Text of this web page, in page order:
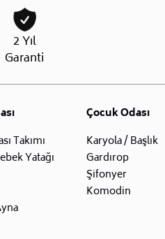
2 Yıl
Garanti
Takımı
Yatağı
Çocuk Odası
Karyola / Başlık
Gardırop
Şifonyer
Komodin